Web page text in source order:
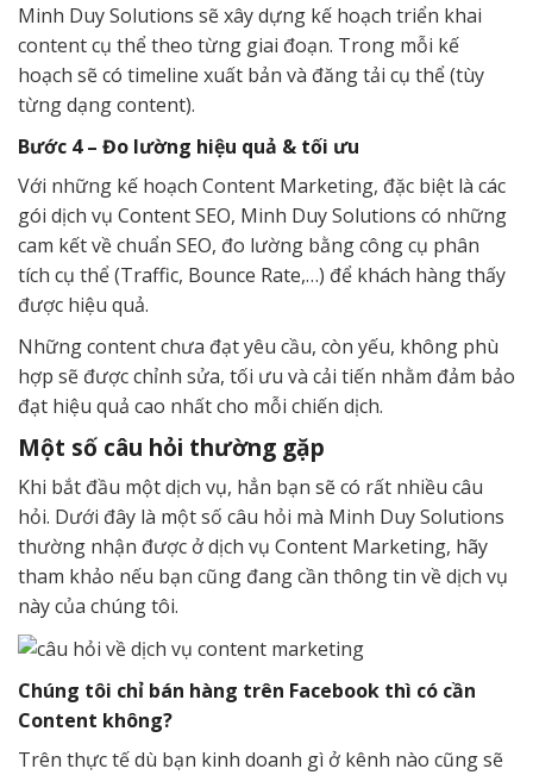
Minh Duy Solutions sẽ xây dựng kế hoạch triển khai
content cụ thể theo từng giai đoạn. Trong mỗi kế
hoạch sẽ có timeline xuất bản và đăng tải cụ thể (tùy
từng dạng content).
Bước 4 – Đo lường hiệu quả & tối ưu
Với những kế hoạch Content Marketing, đặc biệt là các
gói dịch vụ Content SEO, Minh Duy Solutions có những
cam kết về chuẩn SEO, đo lường bằng công cụ phân
tích cụ thể (Traffic, Bounce Rate,…) để khách hàng thấy
được hiệu quả.
Những content chưa đạt yêu cầu, còn yếu, không phù
hợp sẽ được chỉnh sửa, tối ưu và cải tiến nhằm đảm bảo
đạt hiệu quả cao nhất cho mỗi chiến dịch.
Một số câu hỏi thường gặp
Khi bắt đầu một dịch vụ, hẳn bạn sẽ có rất nhiều câu
hỏi. Dưới đây là một số câu hỏi mà Minh Duy Solutions
thường nhận được ở dịch vụ Content Marketing, hãy
tham khảo nếu bạn cũng đang cần thông tin về dịch vụ
này của chúng tôi.
Chúng tôi chỉ bán hàng trên Facebook thì có cần
Content không?
Trên thực tế dù bạn kinh doanh gì ở kênh nào cũng sẽ